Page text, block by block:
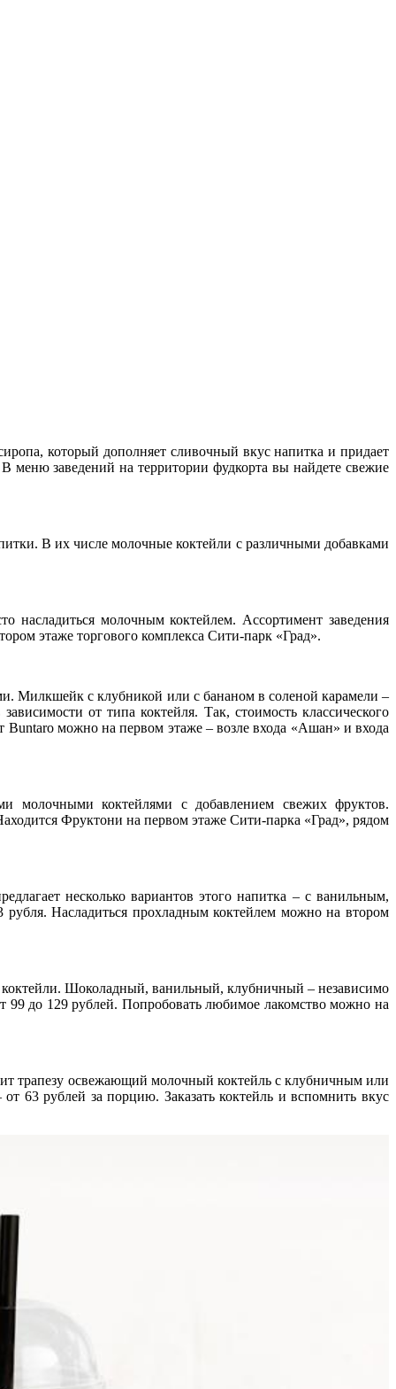
который дополняет сливочный вкус напитка и придает
заведений на территории фудкорта вы найдете свежие
В их числе молочные коктейли с различными добавками
насладиться молочным коктейлем. Ассортимент заведения
этаже торгового комплекса Сити-парк «Град».
Милкшейк с клубникой или с бананом в соленой карамели –
от типа коктейля. Так, стоимость классического
можно на первом этаже – возле входа «Ашан» и входа
молочными коктейлями с добавлением свежих фруктов.
Фруктони на первом этаже Сити-парка «Град», рядом
несколько вариантов этого напитка – с ванильным,
Насладиться прохладным коктейлем можно на втором
Шоколадный, ванильный, клубничный – независимо
99 до 129 рублей. Попробовать любимое лакомство можно на
трапезу освежающий молочный коктейль с клубничным или
63 рублей за порцию. Заказать коктейль и вспомнить вкус